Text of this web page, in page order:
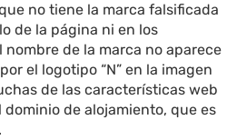
no tiene la marca falsificada
de la página ni en los
nombre de la marca no aparece
el logotipo “N” en la imagen
de las características web
de alojamiento, que es